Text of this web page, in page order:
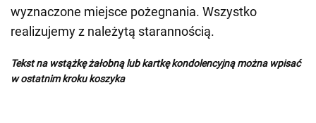
wyznaczone miejsce pożegnania. Wszystko
realizujemy z należytą starannością.
Tekst na wstążkę żałobną lub kartkę kondolencyjną można wpisać
w ostatnim kroku koszyka